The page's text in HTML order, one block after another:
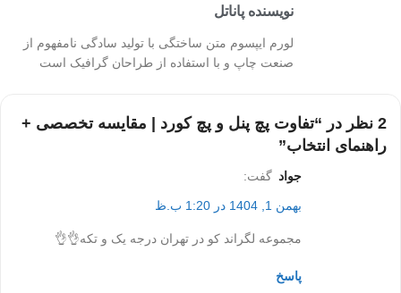
نویسنده پاناتل
لورم ایپسوم متن ساختگی با تولید سادگی نامفهوم از
صنعت چاپ و با استفاده از طراحان گرافیک است
2 نظر در “
تفاوت پچ پنل و پچ کورد | مقایسه تخصصی +
راهنمای انتخاب”
جواد گفت:
بهمن 1, 1404 در 1:20 ب.ظ
مجموعه لگراند کو در تهران درجه یک و تکه👌👌
پاسخ